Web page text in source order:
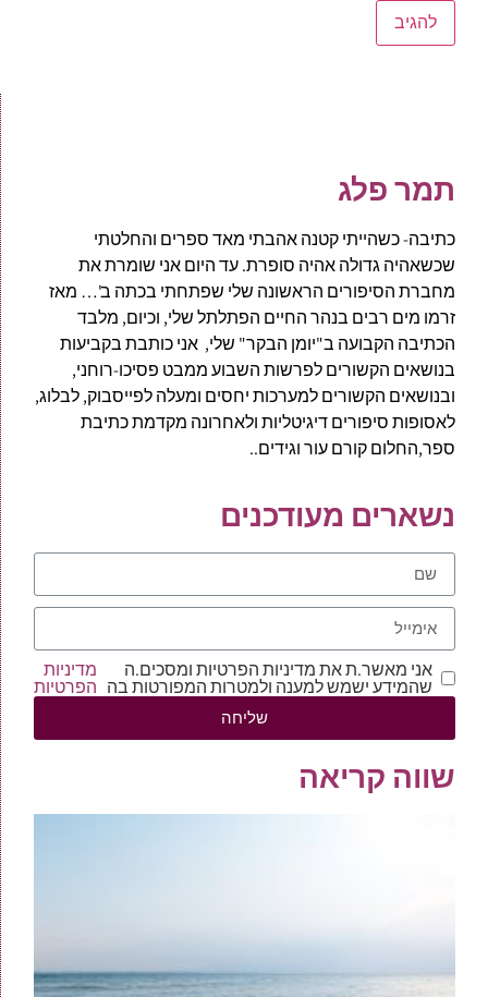
תמר פלג
כתיבה- כשהייתי קטנה אהבתי מאד ספרים והחלטתי
שכשאהיה גדולה אהיה סופרת. עד היום אני שומרת את
מחברת הסיפורים הראשונה שלי שפתחתי בכתה ב'… מאז
זרמו מים רבים בנהר החיים הפתלתל שלי, וכיום, מלבד
הכתיבה הקבועה ב"יומן הבקר" שלי, אני כותבת בקביעות
בנושאים הקשורים לפרשות השבוע ממבט פסיכו-רוחני,
ובנושאים הקשורים למערכות יחסים ומעלה לפייסבוק, לבלוג,
לאסופות סיפורים דיגיטליות ולאחרונה מקדמת כתיבת
ספר,החלום קורם עור וגידים..
נשארים מעודכנים
אני מאשר.ת את מדיניות הפרטיות ומסכים.ה
שהמידע ישמש למענה ולמטרות המפורטות בה
מדיניות
הפרטיות
שליחה
שווה קריאה